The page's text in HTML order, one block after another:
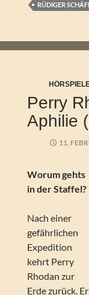
RÜDIGER
Perry
Aphilie
11.
Worum gehts
in der Staffel?
Nach einer
gefährlichen
Expedition
kehrt Perry
Rhodan zur
Erde zurück. Er